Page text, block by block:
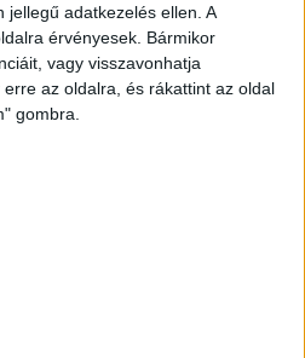
jellegű adatkezelés ellen. A
érvényesek. Bármikor
vagy visszavonhatja
az oldalra, és rákattint az oldal
gombra.
közvetlenül az online